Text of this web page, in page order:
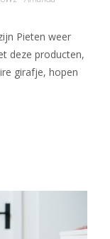
Pieten weer
deze producten,
girafje, hopen